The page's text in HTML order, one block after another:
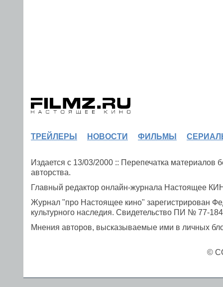
ТРЕЙЛЕРЫ НОВОСТИ ФИЛЬМЫ
Издается с 13/03/2000 :: Перепечатка
авторства.
Главный редактор онлайн-журнала Настоящее
Журнал "про Настоящее кино" зарегистрирован
культурного наследия. Свидетельство ПИ № 77-
Мнения авторов, высказываемые ими в личных
©